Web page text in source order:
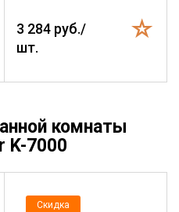
3 284 руб./
шт.
комнаты
K-7000
Скидка